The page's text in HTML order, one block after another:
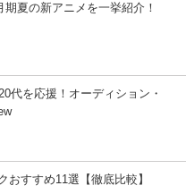
期夏の新アニメを一挙紹介！
代を応援！オーディション・
おすすめ11選【徹底比較】